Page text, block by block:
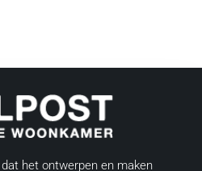
het ontwerpen en maken